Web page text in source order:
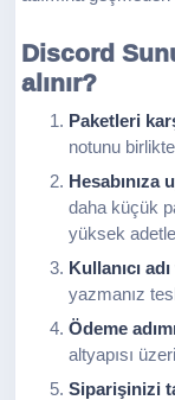
Discord
alınır?
Paketleri
notunu
daha küçük
yüksek
Kullanıcı
yazmanız
Ödeme
altyapısı
Siparişinizi